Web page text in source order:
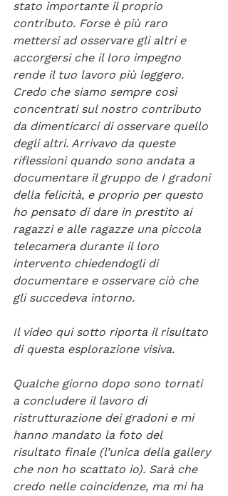
stato importante il proprio
contributo. Forse è più raro
mettersi ad osservare gli altri e
accorgersi che il loro impegno
rende il tuo lavoro più leggero.
Credo che siamo sempre così
concentrati sul nostro contributo
da dimenticarci di osservare quello
degli altri. Arrivavo da queste
riflessioni quando sono andata a
documentare il gruppo de I gradoni
della felicità, e proprio per questo
ho pensato di dare in prestito ai
ragazzi e alle ragazze una piccola
telecamera durante il loro
intervento chiedendogli di
documentare e osservare ciò che
gli succedeva intorno.
Il video qui sotto riporta il risultato
di questa esplorazione visiva.
Qualche giorno dopo sono tornati
a concludere il lavoro di
ristrutturazione dei gradoni e mi
hanno mandato la foto del
risultato finale (l’unica della gallery
che non ho scattato io). Sarà che
credo nelle coincidenze, ma mi ha